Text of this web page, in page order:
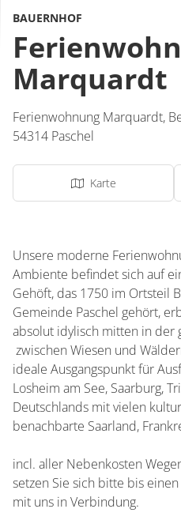
BAUERNHOF
Marquardt
Ferienwohnung Marquardt,
54314 Paschel
Karte
Unsere moderne
Ambiente befindet sich auf
Gehöft, das 1750 im Ortsteil
Gemeinde Paschel gehört,
absolut idylisch mitten in der
zwischen Wiesen und
ideale Ausgangspunkt für
Losheim am See, Saarburg,
Deutschlands mit vielen
benachbarte Saarland,
incl. aller Nebenkosten
setzen Sie sich bitte bis
mit uns in Verbindung.